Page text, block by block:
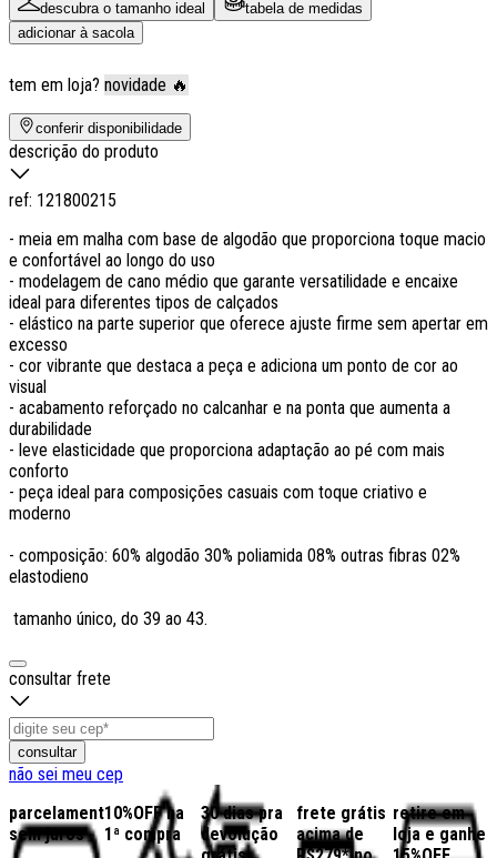
descubra o tamanho ideal
tabela de medidas
adicionar à sacola
tem em loja? novidade 🔥
conferir disponibilidade
descrição do produto
ref: 121800215
- meia em malha com base de algodão que proporciona toque macio
e confortável ao longo do uso
- modelagem de cano médio que garante versatilidade e encaixe
ideal para diferentes tipos de calçados
- elástico na parte superior que oferece ajuste firme sem apertar em
excesso
- cor vibrante que destaca a peça e adiciona um ponto de cor ao
visual
- acabamento reforçado no calcanhar e na ponta que aumenta a
durabilidade
- leve elasticidade que proporciona adaptação ao pé com mais
conforto
- peça ideal para composições casuais com toque criativo e
moderno
- composição: 60% algodão 30% poliamida 08% outras fibras 02%
elastodieno
tamanho único, do 39 ao 43.
consultar frete
consultar
não sei meu cep
parcelamento
sem juros
10%OFF na
1ª compra
30 dias pra
devolução
frete grátis
acima de
retire em
loja e ganhe